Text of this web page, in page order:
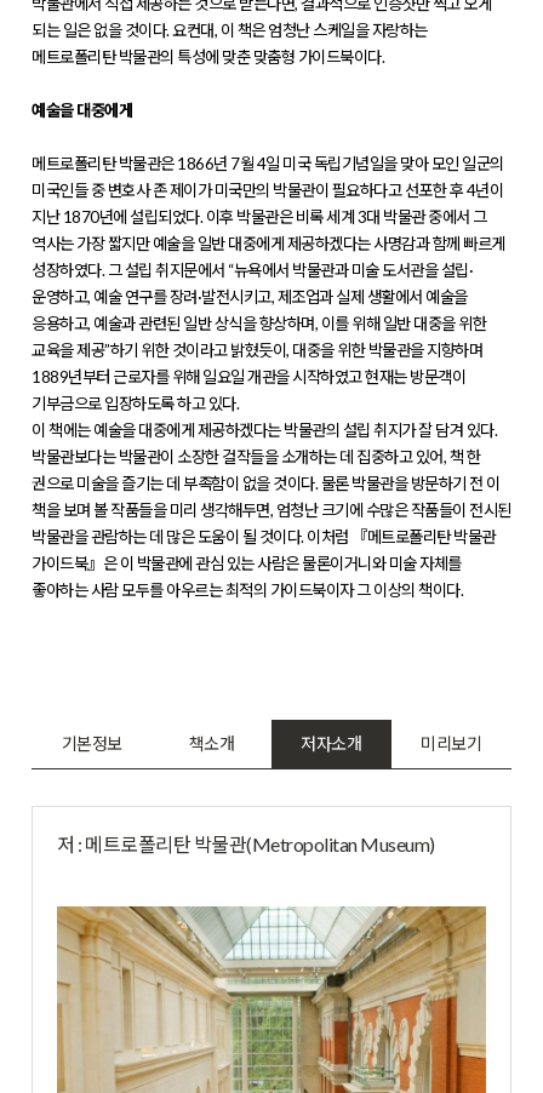
되는 일은 없을 것이다. 요컨대, 이 책은 엄청난 스케일을 자랑하는
메트로폴리탄 박물관의 특성에 맞춘 맞춤형 가이드북이다.
예술을 대중에게
메트로폴리탄 박물관은 1866년 7월 4일 미국 독립기념일을 맞아 모인 일군의
미국인들 중 변호사 존 제이가 미국만의 박물관이 필요하다고 선포한 후 4년이
지난 1870년에 설립되었다. 이후 박물관은 비록 세계 3대 박물관 중에서 그
역사는 가장 짧지만 예술을 일반 대중에게 제공하겠다는 사명감과 함께 빠르게
성장하였다. 그 설립 취지문에서 “뉴욕에서 박물관과 미술 도서관을 설립·
운영하고, 예술 연구를 장려·발전시키고, 제조업과 실제 생활에서 예술을
응용하고, 예술과 관련된 일반 상식을 향상하며, 이를 위해 일반 대중을 위한
교육을 제공”하기 위한 것이라고 밝혔듯이, 대중을 위한 박물관을 지향하며
1889년부터 근로자를 위해 일요일 개관을 시작하였고 현재는 방문객이
기부금으로 입장하도록 하고 있다.
이 책에는 예술을 대중에게 제공하겠다는 박물관의 설립 취지가 잘 담겨 있다.
박물관보다는 박물관이 소장한 걸작들을 소개하는 데 집중하고 있어, 책 한
권으로 미술을 즐기는 데 부족함이 없을 것이다. 물론 박물관을 방문하기 전 이
책을 보며 볼 작품들을 미리 생각해두면, 엄청난 크기에 수많은 작품들이 전시된
박물관을 관람하는 데 많은 도움이 될 것이다. 이처럼 『메트로폴리탄 박물관
가이드북』은 이 박물관에 관심 있는 사람은 물론이거니와 미술 자체를
좋아하는 사람 모두를 아우르는 최적의 가이드북이자 그 이상의 책이다.
기본정보 책소개 저자소개 미리보기
저 : 메트로폴리탄 박물관(Metropolitan Museum)